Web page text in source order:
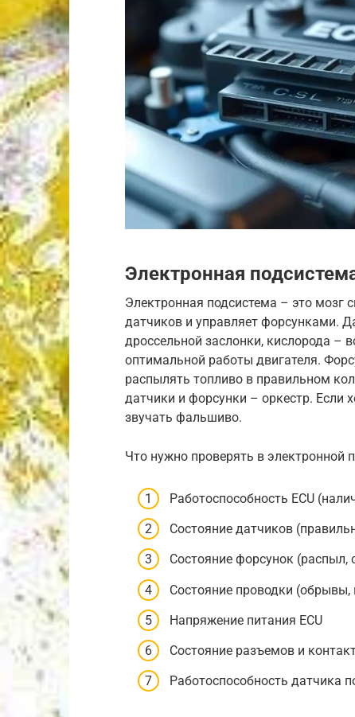
Электронная
Электронная подсистема – это мозг
датчиков и управляет форсунками.
дроссельной заслонки, кислорода –
оптимальной работы двигателя.
распылять топливо в правильном
датчики и форсунки – оркестр. Если
звучать фальшиво.
Что нужно проверять в электронной
Работоспособность ECU
Состояние датчиков
Состояние форсунок (распыл,
Состояние проводки
Напряжение питания ECU
Состояние разъемов и
Работоспособность датчика